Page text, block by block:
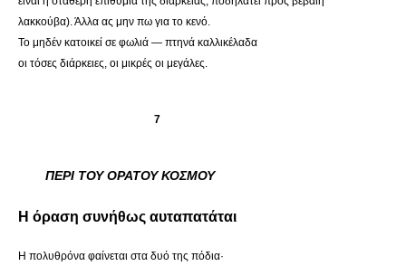
λακκούβα). Άλλα ας μην πω για το κενό.
Το μηδέν κατοικεί σε φωλιά — πτηνά καλλικέλαδα
οι τόσες διάρκειες, οι μικρές οι μεγάλες.
7
ΠΕΡΙ ΤΟΥ ΟΡΑΤΟΥ ΚΟΣΜΟΥ
Η όραση συνήθως αυταπατάται
Η πολυθρόνα φαίνεται στα δυό της πόδια·